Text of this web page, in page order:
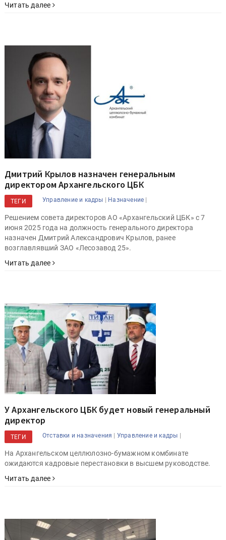
Читать далее
Дмитрий Крылов назначен генеральным
директором Архангельского ЦБК
ТЕГИ Управление и кадры | Назначение |
Решением совета директоров АО «Архангельский ЦБК» с 7
июня 2025 года на должность генерального директора
назначен Дмитрий Александрович Крылов, ранее
возглавлявший ЗАО «Лесозавод 25».
Читать далее
У Архангельского ЦБК будет новый генеральный
директор
ТЕГИ Отставки и назначения | Управление и кадры |
На Архангельском целлюлозно-бумажном комбинате
ожидаются кадровые перестановки в высшем руководстве.
Читать далее